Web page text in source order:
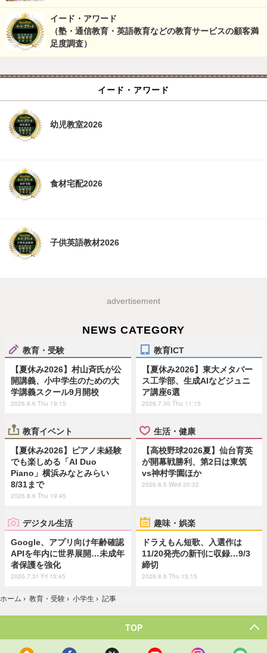
イード・アワード
（塾・通信教育・英語教育などの教育サービスの顧客満
足度調査）
イード・アワード
幼児教室2026
食材宅配2026
子供英語教材2026
advertisement
NEWS CATEGORY
教育・受験
【夏休み2026】村山斉氏が公
開講義、小中学生のための大
学講義スクール9月開校
2026.8.6 Thu 19:15
教育ICT
【夏休み2026】東大メタバー
ス工学部、生成AIなどジュニ
ア講座6選
2026.7.30 Thu 11:15
教育イベント
【夏休み2026】ピアノ未経験
でも楽しめる「AI Duo
Piano」横浜みなとみらい
8/31まで
2026.8.6 Thu 19:45
生活・健康
【高校野球2026夏】仙台育英
が開幕戦勝利、第2日は東筑
vs神村学園ほか
2026.8.5 Wed 20:32
デジタル生活
Google、アプリ向け年齢確認
APIを年内に世界展開…未成年
者保護を強化
2026.7.31 Fri 13:45
趣味・娯楽
ドラえもん短歌、入選作は
11/20発売の新刊に収録…9/3
締切
2026.8.6 Thu 15:15
ホーム › 教育・受験 › 小学生 › 記事
TOP